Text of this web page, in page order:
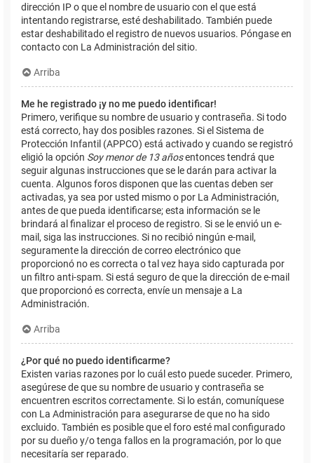
dirección IP o que el nombre de usuario con el que está
intentando registrarse, esté deshabilitado. También puede
estar deshabilitado el registro de nuevos usuarios. Póngase en
contacto con La Administración del sitio.
Arriba
Me he registrado ¡y no me puedo identificar!
Primero, verifique su nombre de usuario y contraseña. Si todo
está correcto, hay dos posibles razones. Si el Sistema de
Protección Infantil (APPCO) está activado y cuando se registró
eligió la opción Soy menor de 13 añosentonces tendrá que
seguir algunas instrucciones que se le darán para activar la
cuenta. Algunos foros disponen que las cuentas deben ser
activadas, ya sea por usted mismo o por La Administración,
antes de que pueda identificarse; esta información se le
brindará al finalizar el proceso de registro. Si se le envió un e-
mail, siga las instrucciones. Si no recibió ningún e-mail,
seguramente la dirección de correo electrónico que
proporcionó no es correcta o tal vez haya sido capturada por
un filtro anti-spam. Si está seguro de que la dirección de e-mail
que proporcionó es correcta, envíe un mensaje a La
Administración.
Arriba
¿Por qué no puedo identificarme?
Existen varias razones por lo cuál esto puede suceder. Primero,
asegúrese de que su nombre de usuario y contraseña se
encuentren escritos correctamente. Si lo están, comuníquese
con La Administración para asegurarse de que no ha sido
excluido. También es posible que el foro esté mal configurado
por su dueño y/o tenga fallos en la programación, por lo que
necesitaría ser reparado.